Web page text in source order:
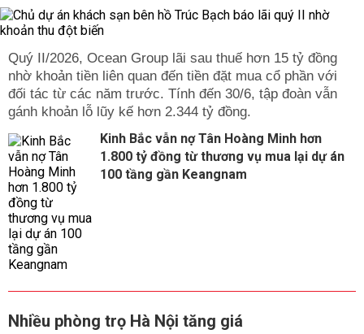
Quý II/2026, Ocean Group lãi sau thuế hơn 15 tỷ đồng
nhờ khoản tiền liên quan đến tiền đặt mua cổ phần với
đối tác từ các năm trước. Tính đến 30/6, tập đoàn vẫn
gánh khoản lỗ lũy kế hơn 2.344 tỷ đồng.
Kinh Bắc vẫn nợ Tân Hoàng Minh hơn
1.800 tỷ đồng từ thương vụ mua lại dự án
100 tầng gần Keangnam
Nhiều phòng trọ Hà Nội tăng giá